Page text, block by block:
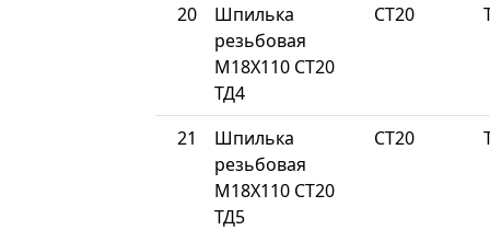
20
Шпилька
резьбовая
М18Х110 СТ20
ТД4
СТ20
21
Шпилька
резьбовая
М18Х110 СТ20
ТД5
СТ20